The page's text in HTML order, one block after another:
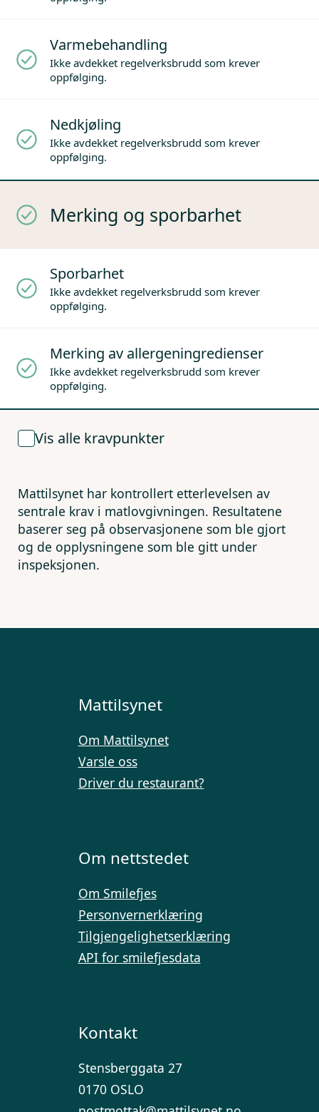
Varmebehandling
Ikke avdekket regelverksbrudd som krever
oppfølging.
Nedkjøling
Ikke avdekket regelverksbrudd som krever
oppfølging.
Merking og sporbarhet
Sporbarhet
Ikke avdekket regelverksbrudd som krever
oppfølging.
Merking av allergeningredienser
Ikke avdekket regelverksbrudd som krever
oppfølging.
Vis alle kravpunkter
Mattilsynet har kontrollert etterlevelsen av
sentrale krav i matlovgivningen. Resultatene
baserer seg på observasjonene som ble gjort
og de opplysningene som ble gitt under
inspeksjonen.
Mattilsynet
Om Mattilsynet
Varsle oss
Driver du restaurant?
Om nettstedet
Om Smilefjes
Personvernerklæring
Tilgjengelighetserklæring
API for smilefjesdata
Kontakt
Stensberggata 27
0170 OSLO